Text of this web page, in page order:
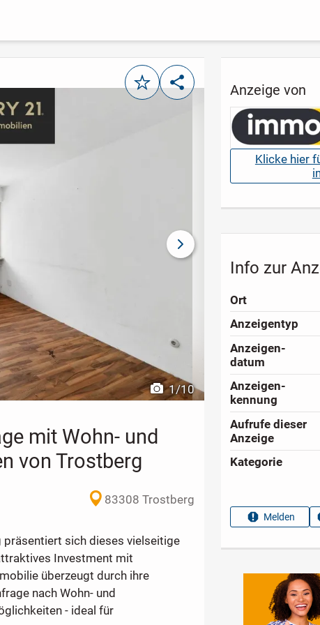
MerkenTeilen
1/10
nächstes Bild
mit Wohn- und
von Trostberg
83308 Trostberg
präsentiert sich dieses vielseitige
Investment mit
überzeugt durch ihre
nach Wohn- und
- ideal für
Anzeige von
Klicke hier
Info zur
Ort
Anzeigen­typ
Anzeigen­
datum
Anzeigen­
kennung
Aufrufe dieser
Anzeige
Kategorie
Melden